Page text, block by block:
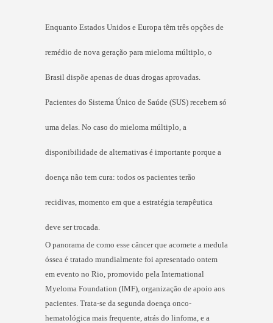
Enquanto Estados Unidos e Europa têm três opções de
remédio de nova geração para mieloma múltiplo, o
Brasil dispõe apenas de duas drogas aprovadas.
Pacientes do Sistema Único de Saúde (SUS) recebem só
uma delas. No caso do mieloma múltiplo, a
disponibilidade de alternativas é importante porque a
doença não tem cura: todos os pacientes terão
recidivas, momento em que a estratégia terapêutica
deve ser trocada.
O panorama de como esse câncer que acomete a medula
óssea é tratado mundialmente foi apresentado ontem
em evento no Rio, promovido pela International
Myeloma Foundation (IMF), organização de apoio aos
pacientes. Trata-se da segunda doença onco-
hematológica mais frequente, atrás do linfoma, e a